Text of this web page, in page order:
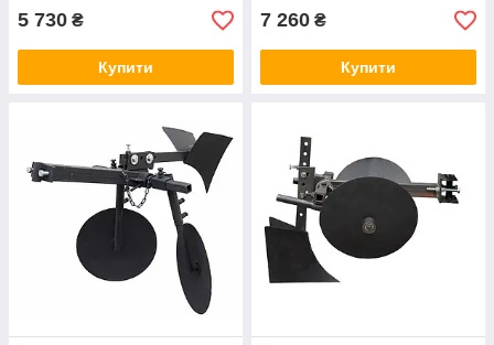
5 730 ₴
Купити
7 260 ₴
Купити